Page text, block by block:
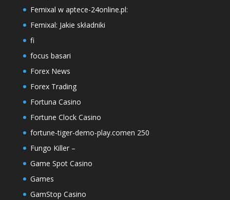
Femixal w aptece-24online.pl:
Femixal: Jakie składniki
fi
focus basari
Forex News
Forex Trading
Fortuna Casino
Fortune Clock Casino
fortune-tiger-demo-play.comen 250
Fungo Killer –
Game Spot Casino
Games
GamStop Casino